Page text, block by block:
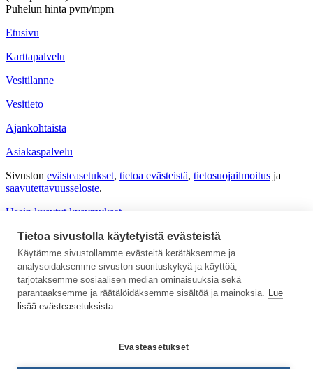
Puhelun hinta pvm/mpm
Etusivu
Karttapalvelu
Vesitilanne
Vesitieto
Ajankohtaista
Asiakaspalvelu
Sivuston evästeasetukset, tietoa evästeistä, tietosuojailmoitus ja
saavutettavuus­seloste.
Usein kysytyt kysymykset
Anna palautetta
Asiantuntijan työpöytä
Medialle
Tietoa sivustolla käytetyistä evästeistä
Käytämme sivustollamme evästeitä kerätäksemme ja
analysoidaksemme sivuston suorituskykyä ja käyttöä,
tarjotaksemme sosiaalisen median ominaisuuksia sekä
parantaaksemme ja räätälöidäksemme sisältöä ja mainoksia. Lue
lisää evästeasetuksista
Evästeasetukset